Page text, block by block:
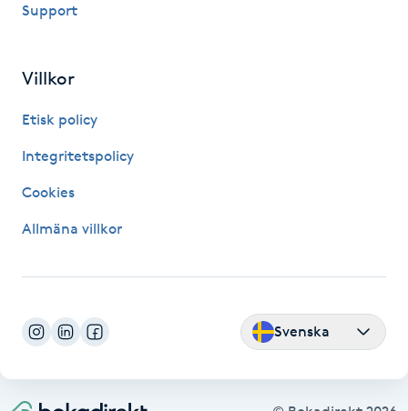
Hårborttagning
Hårförlängning
Hårvård
Idrottsmassage
Support
Villkor
Etisk policy
Integritetspolicy
Cookies
Allmäna villkor
Svenska